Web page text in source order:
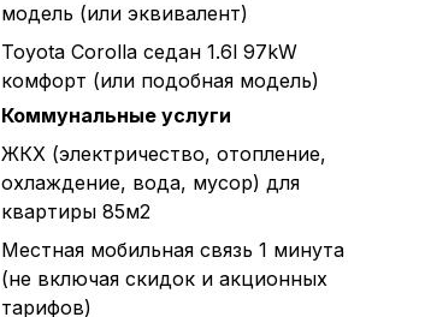
модель (или эквивалент)
Toyota Corolla седан 1.6l 97kW
комфорт (или подобная модель)
Коммунальные услуги
ЖКХ (электричество, отопление,
охлаждение, вода, мусор) для
квартиры 85м2
Местная мобильная связь 1 минута
(не включая скидок и акционных
тарифов)